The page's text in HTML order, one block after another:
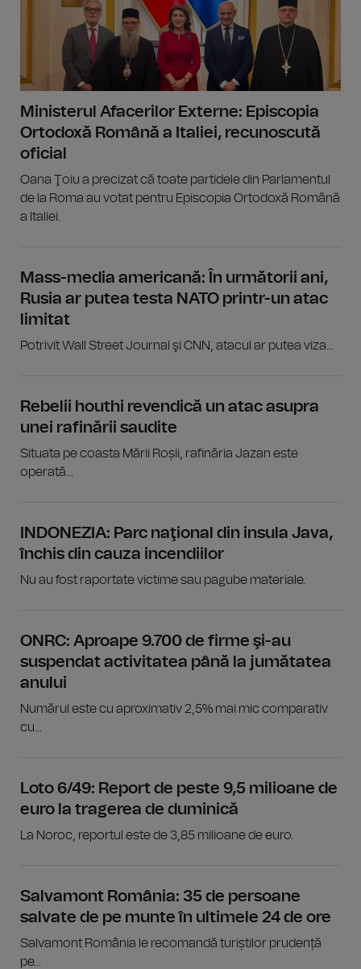
Ministerul Afacerilor Externe: Episcopia
Ortodoxă Română a Italiei, recunoscută
oficial
Oana Ţoiu a precizat că toate partidele din Parlamentul
de la Roma au votat pentru Episcopia Ortodoxă Română
a Italiei.
Mass-media americană: În următorii ani,
Rusia ar putea testa NATO printr-un atac
limitat
Potrivit Wall Street Journal şi CNN, atacul ar putea viza...
Rebelii houthi revendică un atac asupra
unei rafinării saudite
Situata pe coasta Mării Roșii, rafinăria Jazan este
operată...
INDONEZIA: Parc naţional din insula Java,
închis din cauza incendiilor
Nu au fost raportate victime sau pagube materiale.
ONRC: Aproape 9.700 de firme şi-au
suspendat activitatea până la jumătatea
anului
Numărul este cu aproximativ 2,5% mai mic comparativ
cu...
Loto 6/49: Report de peste 9,5 milioane de
euro la tragerea de duminică
La Noroc, reportul este de 3,85 milioane de euro.
Salvamont România: 35 de persoane
salvate de pe munte în ultimele 24 de ore
Salvamont România le recomandă turiștilor prudență
pe...